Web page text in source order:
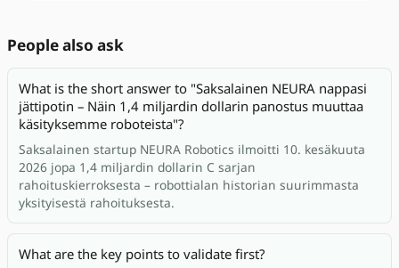
People also ask
What is the short answer to "Saksalainen NEURA nappasi
jättipotin – Näin 1,4 miljardin dollarin panostus muuttaa
käsityksemme roboteista"?
Saksalainen startup NEURA Robotics ilmoitti 10. kesäkuuta
2026 jopa 1,4 miljardin dollarin C sarjan
rahoituskierroksesta – robottialan historian suurimmasta
yksityisestä rahoituksesta.
What are the key points to validate first?